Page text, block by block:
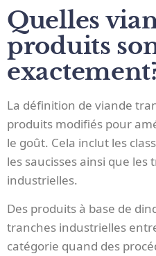
Quelles
produits
La définition de viande
produits modifiés pour
le goût. Cela inclut les
les saucisses ainsi que
industrielles.
Des produits à base de
tranches industrielles
catégorie quand des